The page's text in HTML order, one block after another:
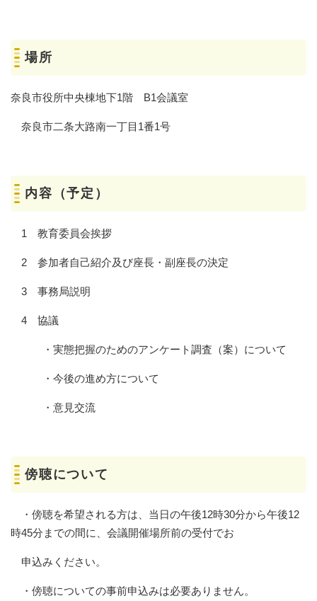
場所
奈良市役所中央棟地下1階 B1会議室
奈良市二条大路南一丁目1番1号
内容（予定）
1 教育委員会挨拶
2 参加者自己紹介及び座長・副座長の決定
3 事務局説明
4 協議
・実態把握のためのアンケート調査（案）について
・今後の進め方について
・意見交流
傍聴について
・傍聴を希望される方は、当日の午後12時30分から午後12
時45分までの間に、会議開催場所前の受付でお
申込みください。
・傍聴についての事前申込みは必要ありません。